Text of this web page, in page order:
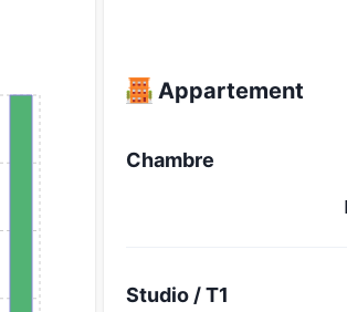
Appartement
Chambre
Studio / T1